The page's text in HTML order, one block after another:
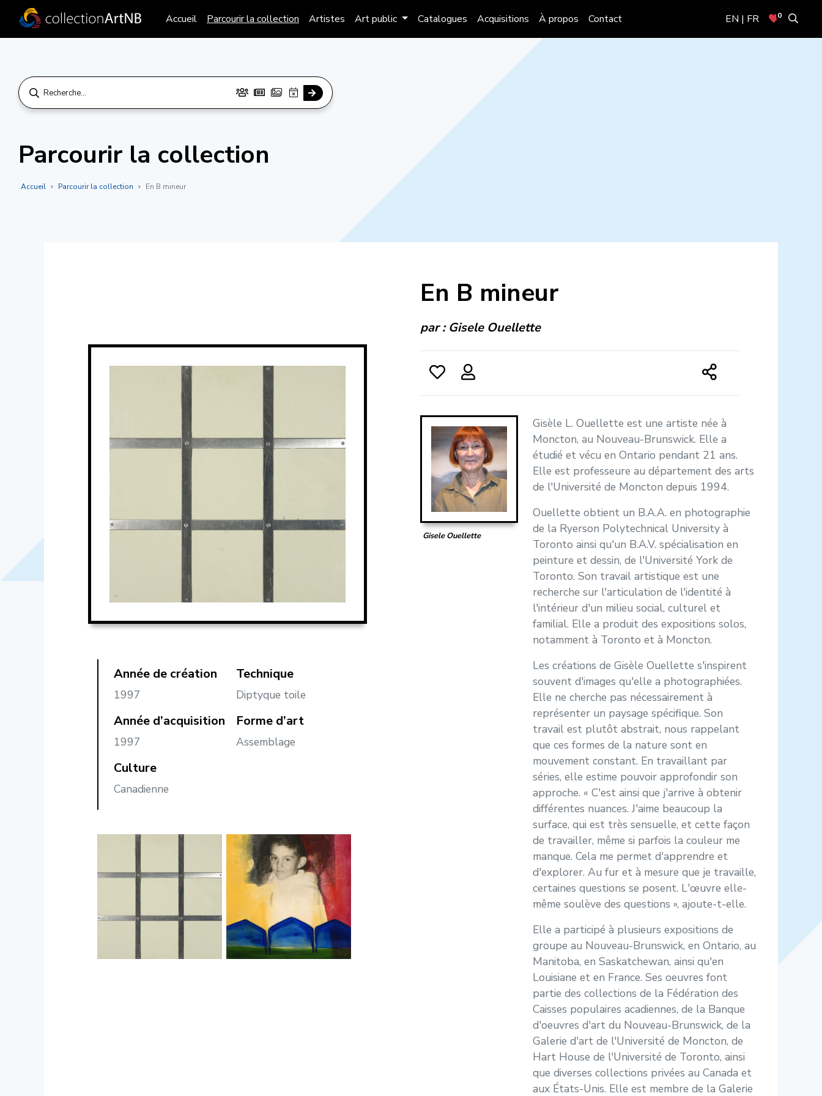
Accueil Parcourir la collection Artistes Art public Catalogues Acquisitions À propos Contact EN | FR 0
Parcourir la collection
Accueil Parcourir la collection En B mineur
Année de création
1997
Année d’acquisition
1997
Culture
Canadienne
Technique
Diptyque toile
Forme d’art
Assemblage
En B mineur
par :Gisele Ouellette
Gisele Ouellette
Gisèle L. Ouellette est une artiste née à
Moncton, au Nouveau-Brunswick. Elle a
étudié et vécu en Ontario pendant 21 ans.
Elle est professeure au département des arts
de l'Université de Moncton depuis 1994.
Ouellette obtient un B.A.A. en photographie
de la Ryerson Polytechnical University à
Toronto ainsi qu'un B.A.V. spécialisation en
peinture et dessin, de l'Université York de
Toronto. Son travail artistique est une
recherche sur l'articulation de l'identité à
l'intérieur d'un milieu social, culturel et
familial. Elle a produit des expositions solos,
notamment à Toronto et à Moncton.
Les créations de Gisèle Ouellette s'inspirent
souvent d'images qu'elle a photographiées.
Elle ne cherche pas nécessairement à
représenter un paysage spécifique. Son
travail est plutôt abstrait, nous rappelant
que ces formes de la nature sont en
mouvement constant. En travaillant par
séries, elle estime pouvoir approfondir son
approche. « C'est ainsi que j'arrive à obtenir
différentes nuances. J'aime beaucoup la
surface, qui est très sensuelle, et cette façon
de travailler, même si parfois la couleur me
manque. Cela me permet d'apprendre et
d'explorer. Au fur et à mesure que je travaille,
certaines questions se posent. L'œuvre elle-
même soulève des questions », ajoute-t-elle.
Elle a participé à plusieurs expositions de
groupe au Nouveau-Brunswick, en Ontario, au
Manitoba, en Saskatchewan, ainsi qu'en
Louisiane et en France. Ses oeuvres font
partie des collections de la Fédération des
Caisses populaires acadiennes, de la Banque
d'oeuvres d'art du Nouveau-Brunswick, de la
Galerie d'art de l'Université de Moncton, de
Hart House de l'Université de Toronto, ainsi
que diverses collections privées au Canada et
aux États-Unis. Elle est membre de la Galerie